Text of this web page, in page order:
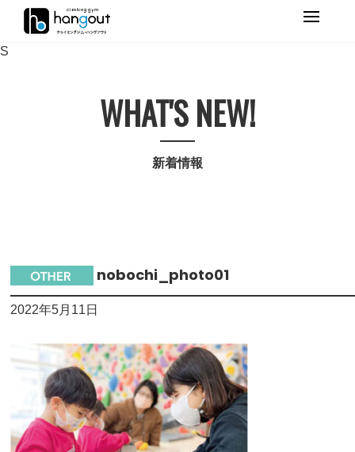
Primary
S
WHAT'S NEW!
新着情報
nobochi_photo01
2022年5月11日